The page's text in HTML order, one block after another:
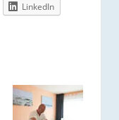
LinkedIn